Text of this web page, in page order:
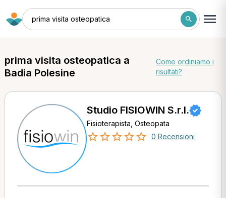
prima visita osteopatica
prima visita osteopatica a
Badia Polesine
Come ordiniamo i
risultati?
Studio FISIOWIN S.r.l.
Fisioterapista, Osteopata
0 Recensioni